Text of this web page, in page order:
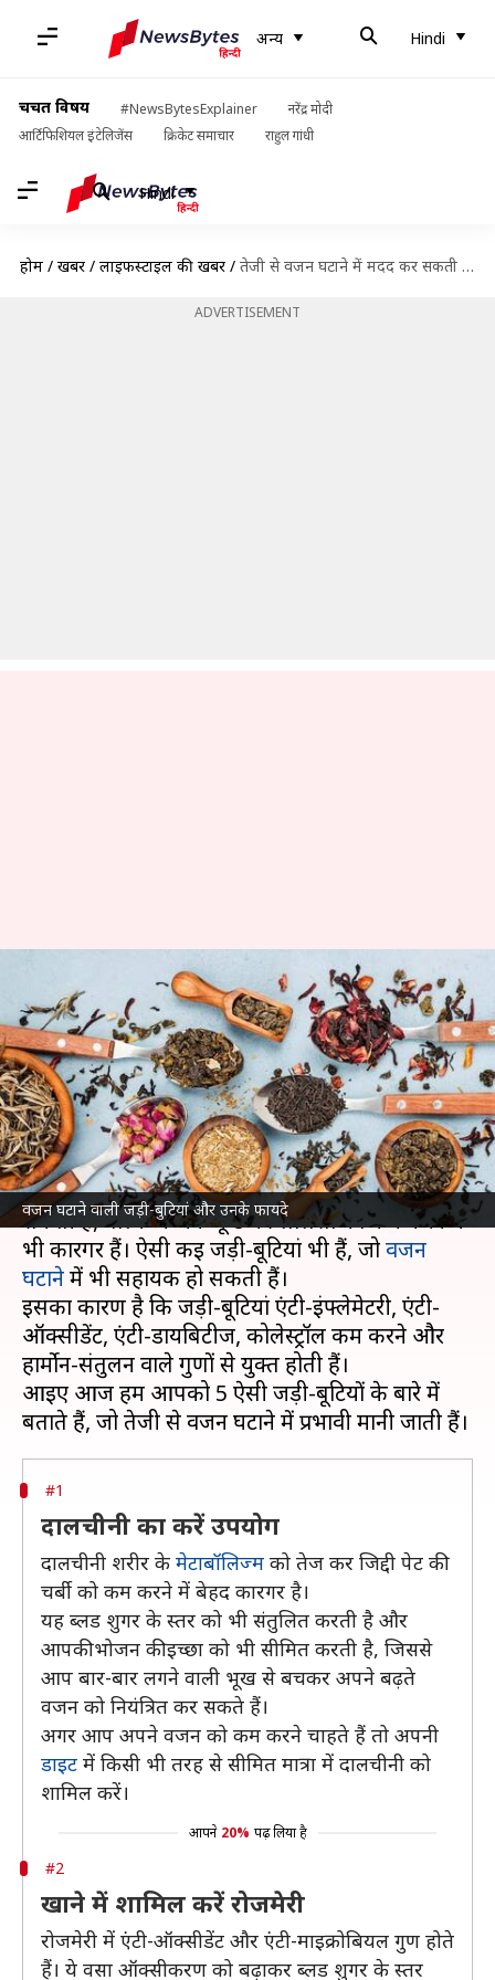
अन्य Hindi
चर्चित विषय #NewsBytesExplainer
नरेंद्र मोदी
आर्टिफिशियल इंटेलिजेंस
क्रिकेट समाचार राहुल गांधी
Hindi
होम / खबरें / लाइफस्टाइल की खबरें / तेजी से वजन घटाने में मदद कर सकती हैं ये जड़ी-बूटियां, डाइट में करें शामिल
ADVERTISEMENT
वजन घटाने वाली जड़ी-बुटियां और उनके फायदे
तेजी से वजन घटाने में मदद कर
सकती हैं ये जड़ी-बूटियां, डाइट में करें
शामिल
लेखन अंजली Aug 18, 2023 12:29 pm
क्या है खबर?
जड़ी-बूटियां न सिर्फ खाने का स्वाद बढ़ाने में मदद कर
सकती हैं, बल्कि ये जंक फूड की लालसा को कम करने में
भी कारगर हैं। ऐसी कई जड़ी-बूटियां भी हैं, जोवजन
घटानेमें भी सहायक हो सकती हैं।
इसका कारण है कि जड़ी-बूटियां एंटी-इंफ्लेमेटरी, एंटी-
ऑक्सीडेंट, एंटी-डायबिटीज, कोलेस्ट्रॉल कम करने और
हार्मोन-संतुलन वाले गुणों से युक्त होती हैं।
आइए आज हम आपको 5 ऐसी जड़ी-बूटियों के बारे में
#1
दालचीनी का करें उपयोग
दालचीनी शरीर के मेटाबॉलिज्म को तेज कर जिद्दी पेट की
चर्बी को कम करने में बेहद कारगर है।
यह ब्लड शुगर के स्तर को भी संतुलित करती है और
आपकी भोजन की इच्छा को भी सीमित करती है, जिससे
आप बार-बार लगने वाली भूख से बचकर अपने बढ़ते
वजन को नियंत्रित कर सकते हैं।
अगर आप अपने वजन को कम करने चाहते हैं तो अपनी
डाइट में किसी भी तरह से सीमित मात्रा में दालचीनी को
शामिल करें।
आपने 20% पढ़ लिया है
#2
खाने में शामिल करें रोजमेरी
रोजमेरी में एंटी-ऑक्सीडेंट और एंटी-माइक्रोबियल गुण होते
हैं। ये वसा ऑक्सीकरण को बढ़ाकर ब्लड शुगर के स्तर